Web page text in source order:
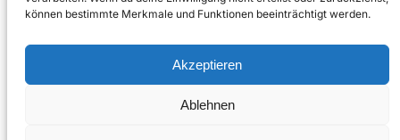
können bestimmte Merkmale und Funktionen beeinträchtigt werden.
Akzeptieren
Ablehnen
Kontakt